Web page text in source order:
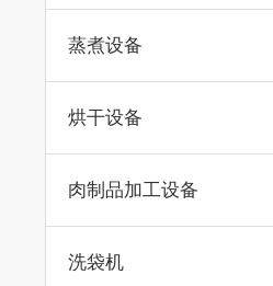
蒸煮设备
烘干设备
肉制品加工设备
洗袋机